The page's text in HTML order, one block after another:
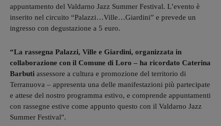
appuntamento del Valdarno Jazz Summer Festival. L’evento è
inserito nel circuito “Palazzi…Ville…Giardini” e prevede un
ingresso con degustazione a 5 euro.
“La rassegna Palazzi, Ville e Giardini, organizzata in
collaborazione con il Comune di Loro – ha ricordato Caterina
Barbuti assessore a cultura e promozione del territorio di
Terranuova – appresenta una delle manifestazioni più partecipate
e attese del nostro programma estivo, e comprende appuntamenti
con rassegne estive come appunto questo con il Valdarno Jazz
Summer Festival".